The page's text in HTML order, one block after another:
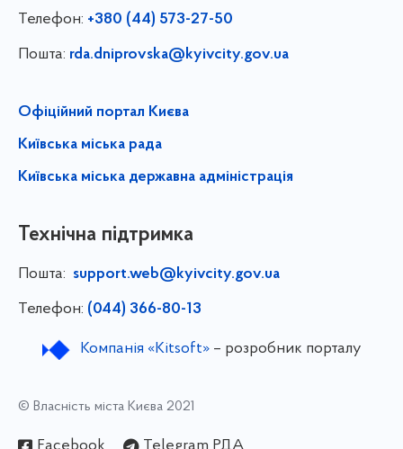
Телефон: +380 (44) 573-27-50
Пошта: rda.dniprovska@kyivcity.gov.ua
Офіційний портал Києва
Київська міська рада
Київська міська державна адміністрація
Технічна підтримка
Пошта: support.web@kyivcity.gov.ua
Телефон: (044) 366-80-13
Компанія «Kitsoft»– розробник порталу
© Власність міста Києва 2021